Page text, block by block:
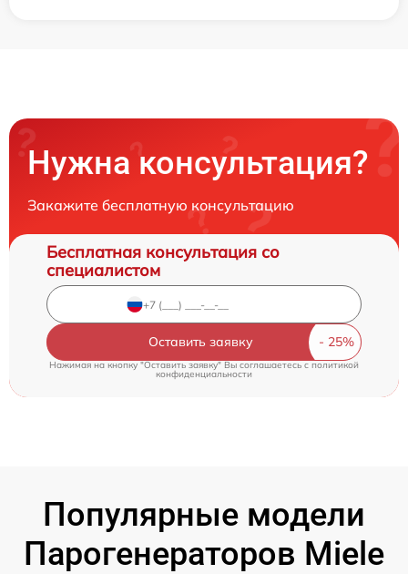
Нужна консультация?
Закажите бесплатную консультацию
Бесплатная консультация со
специалистом
Оставить заявку
Нажимая на кнопку "Оставить заявку" Вы соглашаетесь cполитикой
конфиденциальности
Популярные модели
Парогенераторов Miele